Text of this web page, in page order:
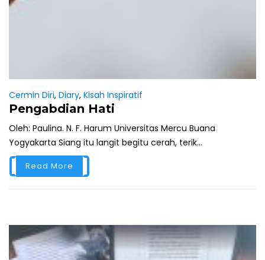
Cermin Diri, Diary, Kisah Inspiratif
Pengabdian Hati
Oleh: Paulina. N. F. Harum Universitas Mercu Buana
Yogyakarta Siang itu langit begitu cerah, terik...
Read More